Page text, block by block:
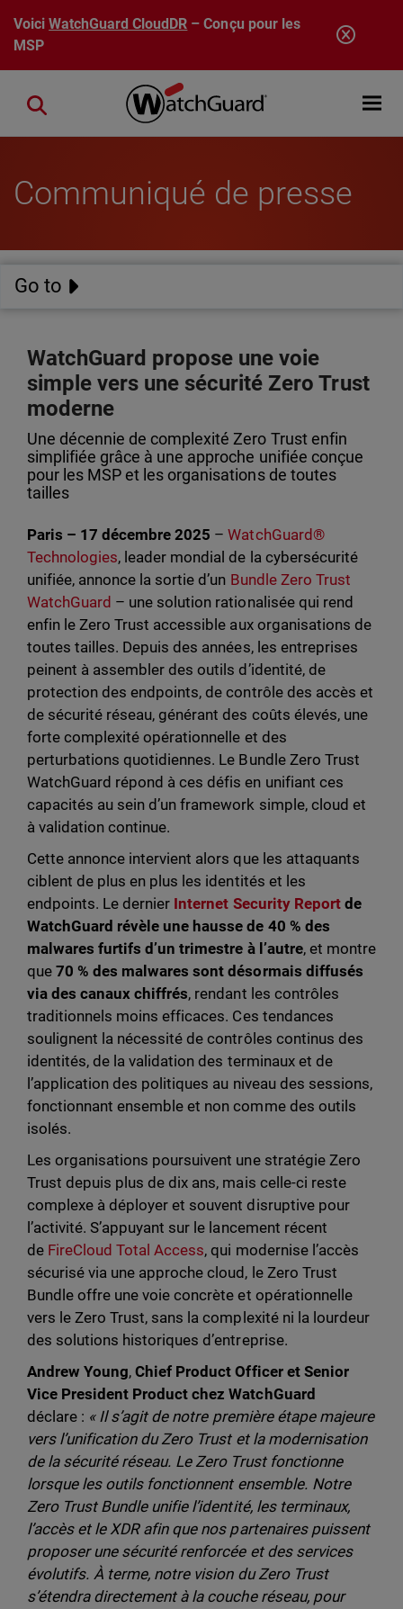
Aller au contenu principal
VoiciWatchGuard CloudDR – Conçu pour les
MSP
Open
Close search
Communiqué de presse
Go to
WatchGuard propose une voie
simple vers une sécurité Zero Trust
moderne
Une décennie de complexité Zero Trust enfin
simplifiée grâce à une approche unifiée conçue
pour les MSP et les organisations de toutes
tailles
Paris – 17 décembre 2025 –WatchGuard®
Technologies, leader mondial de la cybersécurité
unifiée, annonce la sortie d’un Bundle Zero Trust
WatchGuard – une solution rationalisée qui rend
enfin le Zero Trust accessible aux organisations de
toutes tailles. Depuis des années, les entreprises
peinent à assembler des outils d’identité, de
protection des endpoints, de contrôle des accès et
de sécurité réseau, générant des coûts élevés, une
forte complexité opérationnelle et des
perturbations quotidiennes. Le Bundle Zero Trust
WatchGuard répond à ces défis en unifiant ces
capacités au sein d’un framework simple, cloud et
à validation continue.
Cette annonce intervient alors que les attaquants
ciblent de plus en plus les identités et les
endpoints. Le dernier Internet Security Reportde
WatchGuard révèle une hausse de 40 % des
malwares furtifs d’un trimestre à l’autre, et montre
que70 % des malwares sont désormais diffusés
via des canaux chiffrés, rendant les contrôles
traditionnels moins efficaces. Ces tendances
soulignent la nécessité de contrôles continus des
identités, de la validation des terminaux et de
l’application des politiques au niveau des sessions,
fonctionnant ensemble et non comme des outils
isolés.
Les organisations poursuivent une stratégie Zero
Trust depuis plus de dix ans, mais celle-ci reste
complexe à déployer et souvent disruptive pour
l’activité. S’appuyant sur le lancement récent
de FireCloud Total Access, qui modernise l’accès
sécurisé via une approche cloud, le Zero Trust
Bundle offre une voie concrète et opérationnelle
vers le Zero Trust, sans la complexité ni la lourdeur
des solutions historiques d’entreprise.
Andrew Young,Chief Product Officer et Senior
Vice President Product chez WatchGuard
déclare : « Il s’agit de notre première étape majeure
vers l’unification du Zero Trust et la modernisation
de la sécurité réseau. Le Zero Trust fonctionne
lorsque les outils fonctionnent ensemble. Notre
Zero Trust Bundle unifie l’identité, les terminaux,
l’accès et le XDR afin que nos partenaires puissent
proposer une sécurité renforcée et des services
évolutifs. À terme, notre vision du Zero Trust
s’étendra directement à la couche réseau, pour